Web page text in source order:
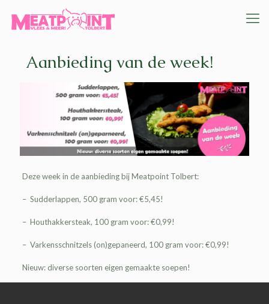
Aanbieding van de week!
Deze week in de aanbieding bijMeatpoint Tolbert:
– Sudderlappen, 500 gram voor: €5,45!
– Houthakkersteak, 100 gram voor: €0,99!
– Varkensschnitzels (on)gepaneerd, 100 gram voor: €0,99!
Nieuw: diverse soorten eigen gemaakte soepen!